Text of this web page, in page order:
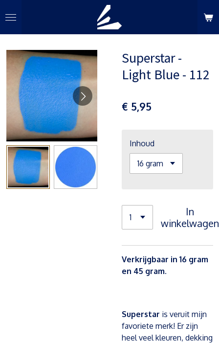
direct
naar
hoofdinhoud
Superstar -
Light Blue - 112
€ 5,95
Inhoud
In
winkelwagen
Verkrijgbaar in 16 gram
en 45 gram.
Superstar is veruit mijn
favoriete merk! Er zijn
heel veel kleuren, dekking